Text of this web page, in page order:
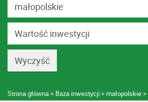
małopolskie
Wartość inwestycji
Strona główna Baza inwestycji małopolskie